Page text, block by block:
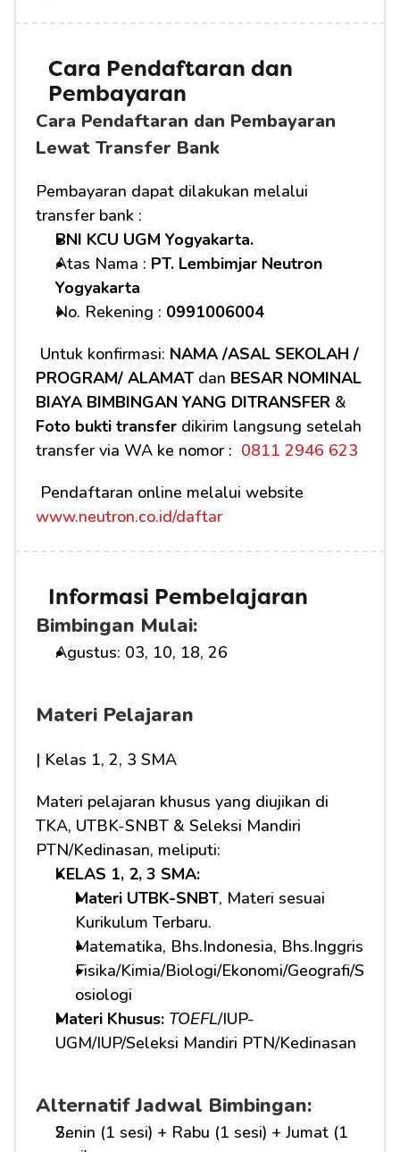
Cara Pendaftaran dan
Pembayaran
Cara Pendaftaran dan Pembayaran
Lewat Transfer Bank
Pembayaran dapat dilakukan melalui
transfer bank :
BNI KCU UGM Yogyakarta.
Atas Nama : PT. Lembimjar Neutron
Yogyakarta
No. Rekening : 0991006004
Untuk konfirmasi: NAMA /ASAL SEKOLAH /
PROGRAM/ ALAMAT dan BESAR NOMINAL
BIAYA BIMBINGAN YANG DITRANSFER
Foto bukti transfer dikirim langsung setelah
transfer via WA ke nomor : 0811 2946 623
www.neutron.co.id/daftar
Informasi Pembelajaran
Bimbingan Mulai:
Agustus: 03, 10, 18, 26
Materi Pelajaran
| Kelas 1, 2, 3 SMA
Materi pelajaran khusus yang diujikan di
TKA, UTBK-SNBT & Seleksi Mandiri
PTN/Kedinasan, meliputi:
KELAS 1, 2, 3 SMA:
Materi UTBK-SNBT, Materi sesuai
Kurikulum Terbaru.
Matematika, Bhs.Indonesia, Bhs.Inggris
Fisika/Kimia/Biologi/Ekonomi/Geografi/S
osiologi
Materi Khusus: TOEFL/IUP-
UGM/IUP/Seleksi Mandiri PTN/Kedinasan
Alternatif Jadwal Bimbingan:
Senin (1 sesi) + Rabu (1 sesi) + Jumat (1